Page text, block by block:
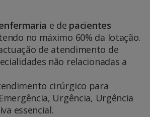
e de pacientes
no máximo 60% da lotação.
de atendimento de
não relacionadas a
cirúrgico para
Urgência, Urgência
essencial.